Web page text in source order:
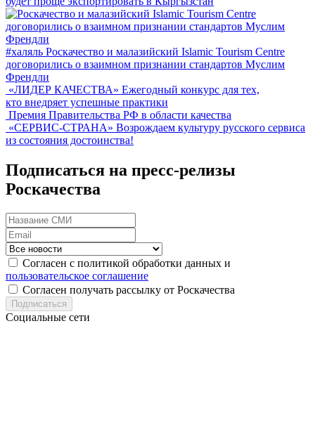
#халяль Роскачество и малазийский Islamic Tourism Centre
договорились о взаимном признании стандартов Муслим
Френдли
«ЛИДЕР КАЧЕСТВА» Ежегодный конкурс для тех,
кто внедряет успешные практики
Премия Правительства РФ в области качества
«СЕРВИС-СТРАНА» Возрождаем культуру русского сервиса
из состояния достоинства!
Подписаться на пресс-релизы
Роскачества
Согласен с политикой обработки данных и
пользовательское соглашение
Согласен получать рассылку от Роскачества
Подписаться
Социальные сети